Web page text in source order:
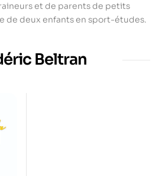
et de parents de petits
de deux enfants en sport-études.
Beltran